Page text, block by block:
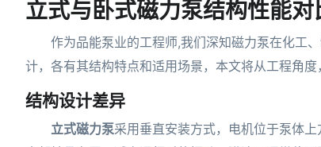
立式与卧式磁力泵结构性能对
作为品能泵业的工程师,我们深知磁力泵在化工
计，各有其结构特点和适用场景，本文将从工程角
结构设计差异
立式磁力泵采用垂直安装方式，电机位于泵体